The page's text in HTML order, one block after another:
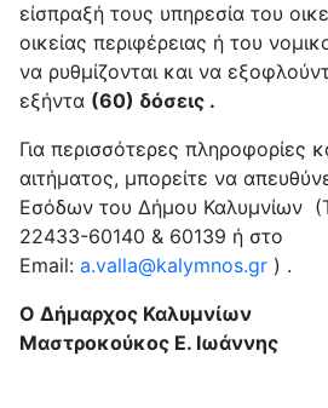
είσπραξή τους υπηρεσία του
οικείας περιφέρειας ή του
να ρυθμίζονται και να
εξήντα (60) δόσεις .
Για περισσότερες πληροφορίες
αιτήματος, μπορείτε να
Εσόδων του Δήμου Καλυμνίων
22433-60140 & 60139 ή στο
Email: a.valla@kalymnos.gr ) .
Ο Δήμαρχος Καλυμνίων
Μαστροκούκος Ε. Ιωάννης